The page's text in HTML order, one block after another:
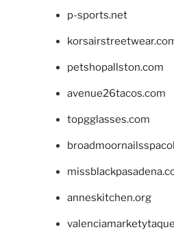
p-sports.net
petshopallston.com
avenue26tacos.com
topgglasses.com
anneskitchen.org